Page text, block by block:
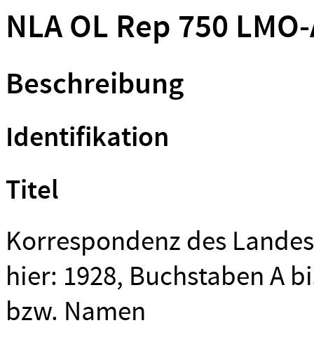
NLA OL Rep 750
Beschreibung
Identifikation
Titel
Korrespondenz des
hier: 1928, Buchstaben A
bzw. Namen